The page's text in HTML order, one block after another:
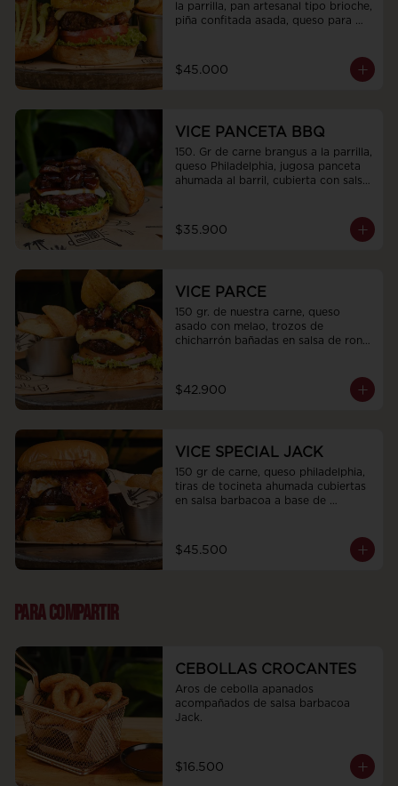
la parrilla, pan artesanal tipo brioche,
piña confitada asada, queso para
luchuga fresca con toping de
cebollas encurtidas y terminada con
$45.000
VICE PANCETA BBQ
150. Gr de carne brangus a la parrilla,
queso Philadelphia, jugosa panceta
ahumada al barril, cubierta con salsa
fresca
$35.900
VICE PARCE
150 gr. de nuestra carne, queso
asado con melao, trozos de
chicharrón bañadas en salsa de ron
cebollín y chips de plátano.
$42.900
VICE SPECIAL JACK
150 gr de carne, queso philadelphia,
tiras de tocineta ahumada cubiertas
en salsa barbacoa a base de
fresca.
$45.500
PARA COMPARTIR
CEBOLLAS CROCANTES
Aros de cebolla apanados
acompañados de salsa barbacoa
Jack.
$16.500